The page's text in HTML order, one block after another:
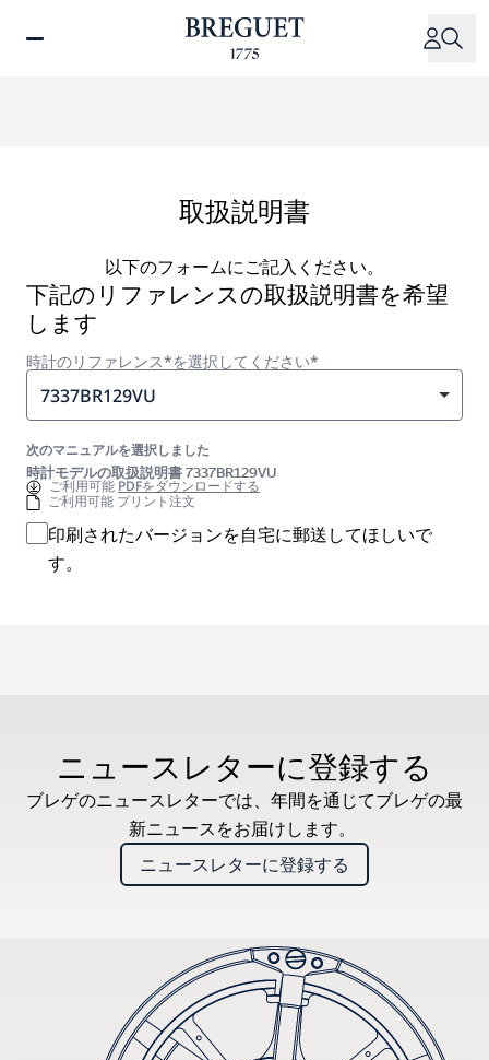
取扱説明書
以下のフォームにご記入ください。
下記のリファレンスの取扱説明書を希望
します
時計のリファレンス*を選択してください*
7337BR129VU
次のマニュアルを選択しました
時計モデルの取扱説明書 7337BR129VU
ご利用可能PDFをダウンロードする
ご利用可能 プリント注文
印刷されたバージョンを自宅に郵送してほしいで
す。
ニュースレターに登録する
ブレゲのニュースレターでは、年間を通じてブレゲの最
新ニュースをお届けします。
ニュースレターに登録する